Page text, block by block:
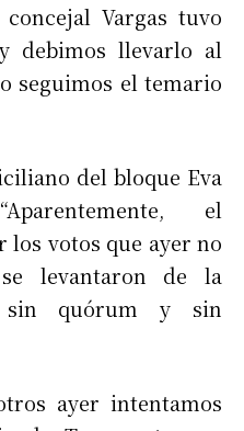
Vargas tuvo
debimos llevarlo al
seguimos el temario
del bloque Eva
el
votos que ayer no
levantaron de la
sin quórum y sin
ayer intentamos